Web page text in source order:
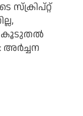
സ്ക്രിപ്റ്റ്
കൂടുതൽ
അർച്ചന